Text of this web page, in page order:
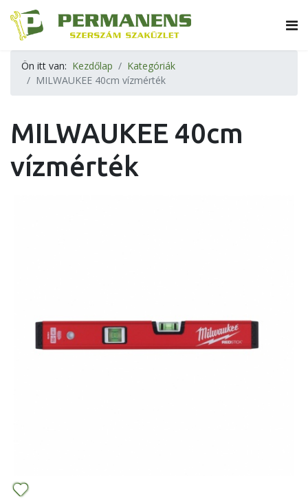
Ön itt van: Kezdőlap
Kategóriák
MILWAUKEE 40cm vízmérték
MILWAUKEE 40cm
vízmérték